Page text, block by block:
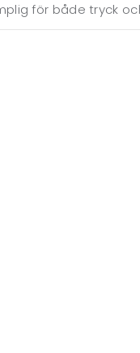
för både tryck